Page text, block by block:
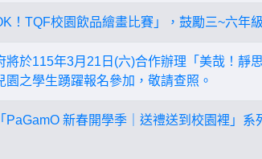
！TQF校園飲品繪畫比賽」，鼓勵三~六年
將於115年3月21日(六)合作辦理「美哉！靜
之學生踴躍報名參加，敬請查照。
PaGamO 新春開學季｜送禮送到校園裡」